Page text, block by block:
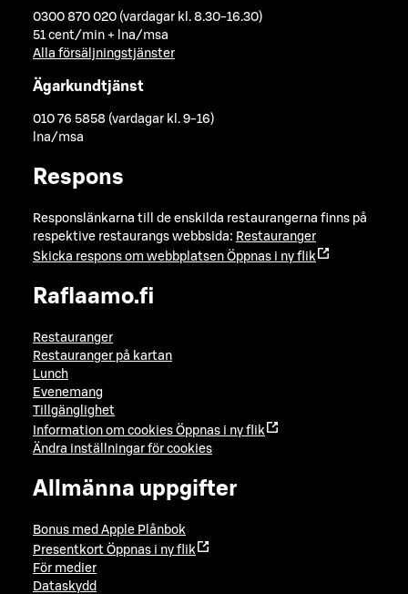
0300 870 020 (vardagar kl. 8.30-16.30)
51 cent/min + lna/msa
Alla försäljningstjänster
Ägarkundtjänst
010 76 5858 (vardagar kl. 9-16)
lna/msa
Respons
Responslänkarna till de enskilda restaurangerna finns på
respektive restaurangs webbsida: Restauranger
Skicka respons om webbplatsen Öppnas i ny flik
Raflaamo.fi
Restauranger
Restauranger på kartan
Lunch
Evenemang
Tillgänglighet
Information om cookies Öppnas i ny flik
Ändra inställningar för cookies
Allmänna uppgifter
Bonus med Apple Plånbok
Presentkort Öppnas i ny flik
För medier
Dataskydd